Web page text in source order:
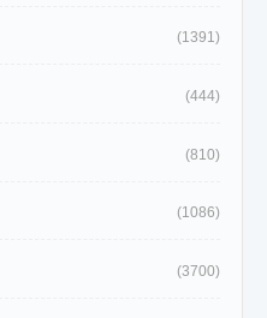
(1391)
(444)
(810)
(1086)
(3700)